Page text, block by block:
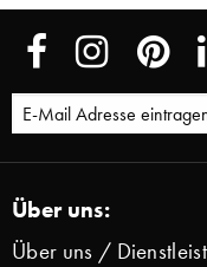
Über uns:
Über uns /